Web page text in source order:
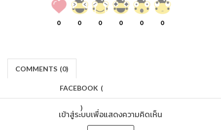
0 0 0 0 0 0
COMMENTS (0)
FACEBOOK (
)
เข้าสู่ระบบเพื่อแสดงความคิดเห็น